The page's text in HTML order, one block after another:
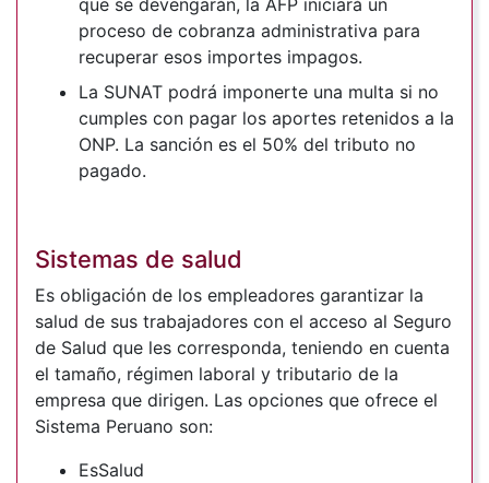
proceso de cobranza administrativa para
recuperar esos importes impagos.
La SUNAT podrá imponerte una multa si no
cumples con pagar los aportes retenidos a la
ONP. La sanción es el 50% del tributo no
pagado.
Sistemas de salud
Es obligación de los empleadores garantizar la
salud de sus trabajadores con el acceso al Seguro
de Salud que les corresponda, teniendo en cuenta
el tamaño, régimen laboral y tributario de la
empresa que dirigen. Las opciones que ofrece el
Sistema Peruano son:
EsSalud